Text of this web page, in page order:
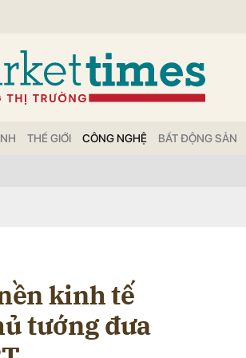
THẾ GIỚI CÔNG NGHỆ BẤT ĐỘNG SẢN
kinh tế
tướng đưa